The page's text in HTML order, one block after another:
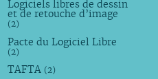
Logiciels libres de dessin
et de retouche d’image
(2)
Pacte du Logiciel Libre
(2)
TAFTA (2)